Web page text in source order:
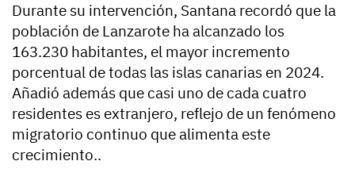
Durante su intervención, Santana recordó que la
población de Lanzarote ha alcanzado los
163.230 habitantes, el mayor incremento
porcentual de todas las islas canarias en 2024.
Añadió además que casi uno de cada cuatro
residentes es extranjero, reflejo de un fenómeno
migratorio continuo que alimenta este
crecimiento..